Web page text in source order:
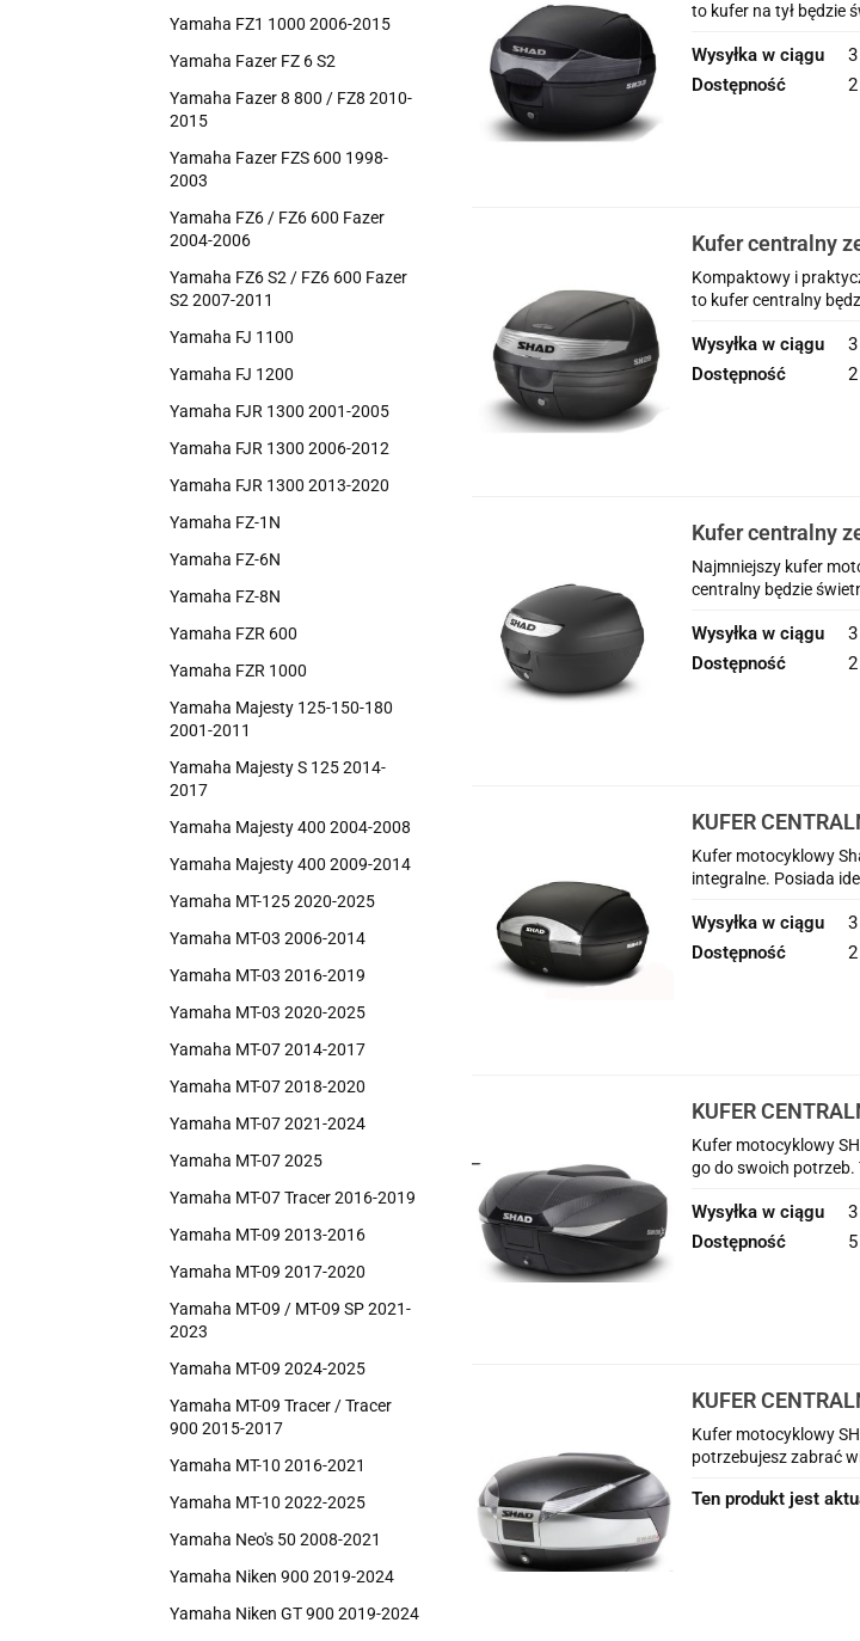
Yamaha FZ1 1000 2006-2015
Yamaha Fazer FZ 6 S2
Yamaha Fazer 8 800 / FZ8 2010-
2015
Yamaha Fazer FZS 600 1998-
2003
Yamaha FZ6 / FZ6 600 Fazer
2004-2006
Yamaha FZ6 S2 / FZ6 600 Fazer
S2 2007-2011
Yamaha FJ 1100
Yamaha FJ 1200
Yamaha FJR 1300 2001-2005
Yamaha FJR 1300 2006-2012
Yamaha FJR 1300 2013-2020
Yamaha FZ-1N
Yamaha FZ-6N
Yamaha FZ-8N
Yamaha FZR 600
Yamaha FZR 1000
Yamaha Majesty 125-150-180
2001-2011
Yamaha Majesty S 125 2014-
2017
Yamaha Majesty 400 2004-2008
Yamaha Majesty 400 2009-2014
Yamaha MT-125 2020-2025
Yamaha MT-03 2006-2014
Yamaha MT-03 2016-2019
Yamaha MT-03 2020-2025
Yamaha MT-07 2014-2017
Yamaha MT-07 2018-2020
Yamaha MT-07 2021-2024
Yamaha MT-07 2025
Yamaha MT-07 Tracer 2016-2019
Yamaha MT-09 2013-2016
Yamaha MT-09 2017-2020
Yamaha MT-09 / MT-09 SP 2021-
2023
Yamaha MT-09 2024-2025
Yamaha MT-09 Tracer / Tracer
900 2015-2017
Yamaha MT-10 2016-2021
Yamaha MT-10 2022-2025
Yamaha Neo's 50 2008-2021
Yamaha Niken 900 2019-2024
Yamaha Niken GT 900 2019-2024
to kufer na tył będzie
Wysyłka w ciągu
Dostępność
Kufer centralny
Yamaha FJR
Kompaktowy i
to kufer centralny
Wysyłka w ciągu
Dostępność
Kufer centralny
Yamaha FJR
Najmniejszy kufer
centralny będzie
Wysyłka w ciągu
Dostępność
KUFER
FJR 1300 ( 01 -
Kufer motocyklowy
integralne. Posiada
Wysyłka w ciągu
Dostępność
KUFER
FJR 1300 ( 01 -
Kufer motocyklowy
go do swoich potrzeb.
Wysyłka w ciągu
Dostępność
KUFER
01 - 05 )
Kufer motocyklowy
potrzebujesz zabrać
Ten produkt jest